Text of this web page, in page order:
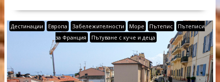
Дестинации Европа Забележителности Море Пътепис
Пътеписи
за Франция
Пътуване с куче и деца